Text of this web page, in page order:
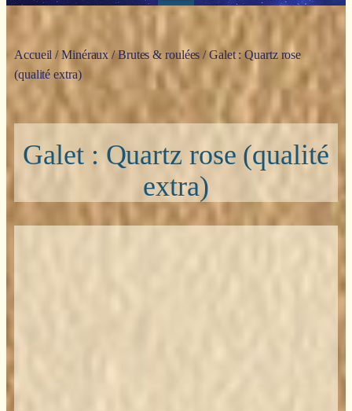
Accueil /Minéraux /Brutes & roulées / Galet : Quartz rose
(qualité extra)
Galet : Quartz rose (qualité
extra)